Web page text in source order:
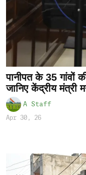
पानीपत के 35 गांवों
जानिए केंद्रीय मंत्री
A Staff
Apr 30, 26